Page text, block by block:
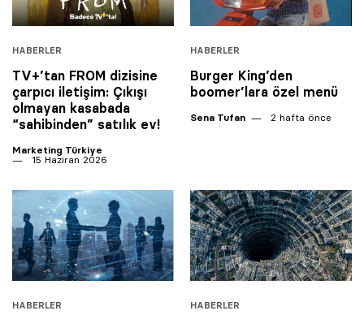
HABERLER
TV+’tan FROM dizisine
çarpıcı iletişim: Çıkışı
olmayan kasabada
“sahibinden” satılık ev!
Marketing Türkiye
15 Haziran 2026
HABERLER
Burger King’den
boomer’lara özel menü
Sena Tufan 2 hafta önce
HABERLER HABERLER